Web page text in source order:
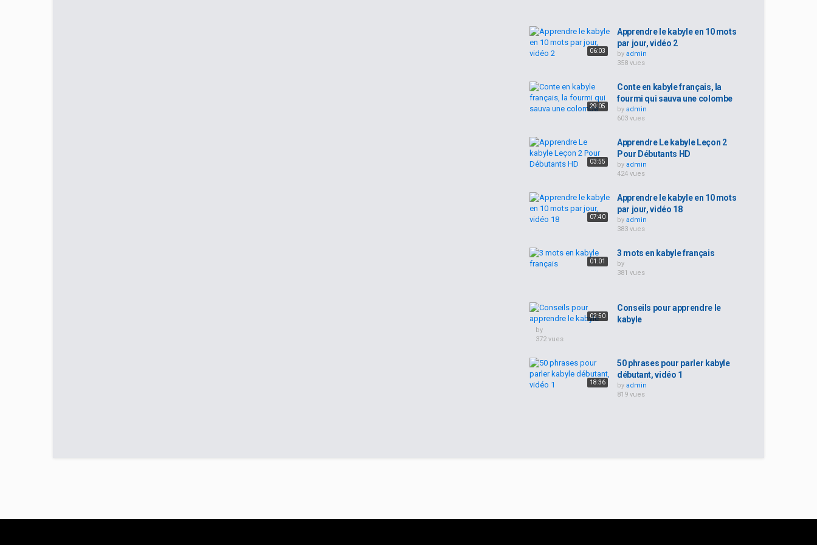
06:03
Apprendre le kabyle en 10 mots
par jour, vidéo 2
by admin
358 vues
29:05
Conte en kabyle français, la
fourmi qui sauva une colombe
by admin
603 vues
03:55
Apprendre Le kabyle Leçon 2
Pour Débutants HD
by admin
424 vues
07:40
Apprendre le kabyle en 10 mots
par jour, vidéo 18
by admin
383 vues
01:01
3 mots en kabyle français
by
381 vues
02:50
Conseils pour apprendre le
kabyle
by
372 vues
18:36
50 phrases pour parler kabyle
débutant, vidéo 1
by admin
819 vues